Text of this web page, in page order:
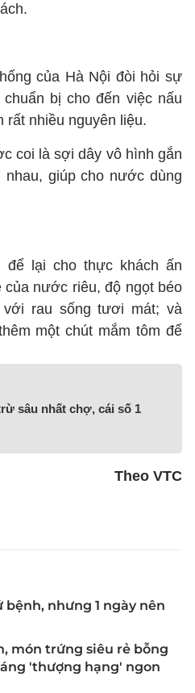
của Hà Nội đòi hỏi sự
bị cho đến việc nấu
rất nhiều nguyên liệu.
coi là sợi dây vô hình gắn
nhau, giúp cho nước dùng
để lại cho thực khách ấn
nước riêu, độ ngọt béo
rau sống tươi mát; và
một chút mắm tôm để
sâu nhất chợ, cái số 1
Theo VTC
nhưng 1 ngày nên
món trứng siêu rẻ bỗng
'thượng hạng' ngon